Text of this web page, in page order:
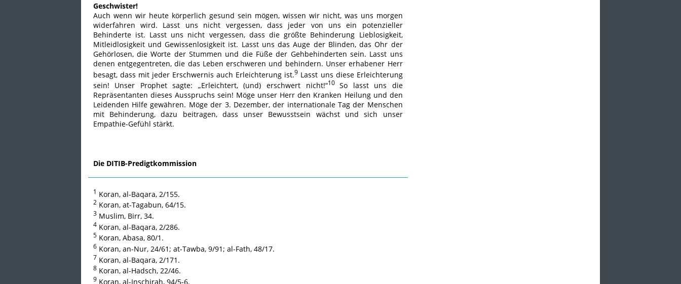
Geschwister!
Auch wenn wir heute körperlich gesund sein mögen, wissen wir nicht, was uns morgen
widerfahren wird. Lasst uns nicht vergessen, dass jeder von uns ein potenzieller
Behinderte ist. Lasst uns nicht vergessen, dass die größte Behinderung Lieblosigkeit,
Mitleidlosigkeit und Gewissenlosigkeit ist. Lasst uns das Auge der Blinden, das Ohr der
Gehörlosen, die Worte der Stummen und die Füße der Gehbehinderten sein. Lasst uns
denen entgegentreten, die das Leben erschweren und behindern. Unser erhabener Herr
besagt, dass mit jeder Erschwernis auch Erleichterung ist.9 Lasst uns diese Erleichterung
sein! Unser Prophet sagte: „Erleichtert, (und) erschwert nicht!“10So lasst uns die
Repräsentanten dieses Ausspruchs sein! Möge unser Herr den Kranken Heilung und den
Leidenden Hilfe gewähren. Möge der 3. Dezember, der internationale Tag der Menschen
mit Behinderung, dazu beitragen, dass unser Bewusstsein wächst und sich unser
Empathie-Gefühl stärkt.
Die DITIB-Predigtkommission
1 Koran, al-Baqara, 2/155.
2Koran, at-Tagabun, 64/15.
3Muslim, Birr, 34.
4Koran, al-Baqara, 2/286.
5Koran, Abasa, 80/1.
6Koran, an-Nur, 24/61; at-Tawba, 9/91; al-Fath, 48/17.
7 Koran, al-Baqara, 2/171.
8Koran, al-Hadsch, 22/46.
9Koran, al-Inschirah, 94/5-6.